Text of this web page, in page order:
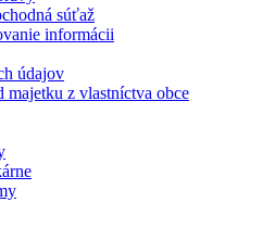
súťaž
informácii
údajov
majetku z vlastníctva obce